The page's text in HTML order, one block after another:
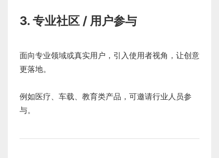
3. 专业社区 / 用户参与
面向专业领域或真实用户，引入使用者视角，让创意
更落地。
例如医疗、车载、教育类产品，可邀请行业人员参
与。